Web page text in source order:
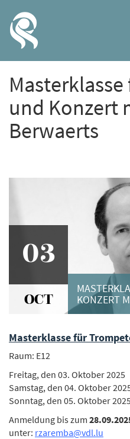
und Konzert
Berwaerts
03
OCT
KONZERT
Masterklasse für
Raum: E12
Freitag, den 03. Oktober 2025
Samstag, den 04. Oktober
Sonntag, den 05. Oktober 2025
Anmeldung bis zum
unter: rzaremba@vdl.lu